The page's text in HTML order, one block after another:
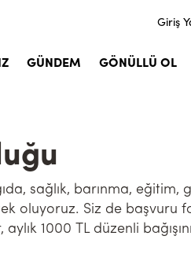
Giriş
GÜNDEM GÖNÜLLÜ OL
sağlık, barınma, eğitim,
oluyoruz. Siz de başvuru
1000 TL düzenli